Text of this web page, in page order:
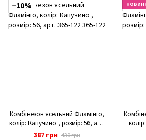
−10%
Комбінезон ясельний Фламінго,
колір: Капучино , розмір: 56, арт.
365-122
387 грн 430 грн